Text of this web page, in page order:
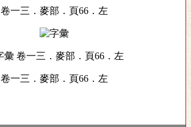
卷一三．麥部．頁66．左
卷一三．麥部．頁66．左